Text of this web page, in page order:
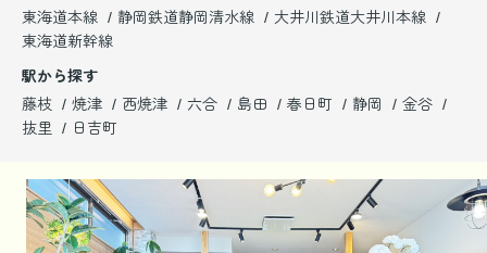
東海道本線
静岡鉄道静岡清水線
大井川鉄道大井川本線
東海道新幹線
駅から探す
藤枝
焼津 西焼津 六合 島田 春日町 静岡
金谷
抜里
日吉町